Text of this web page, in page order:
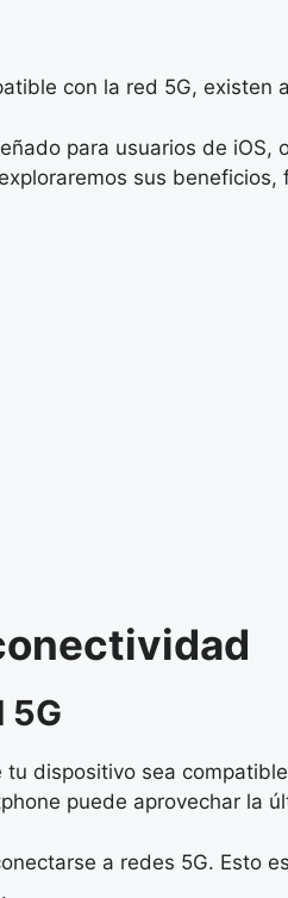
con la red 5G, existen
para usuarios de iOS,
sus
5G
dispositivo sea
puede aprovechar la
a redes 5G. Esto